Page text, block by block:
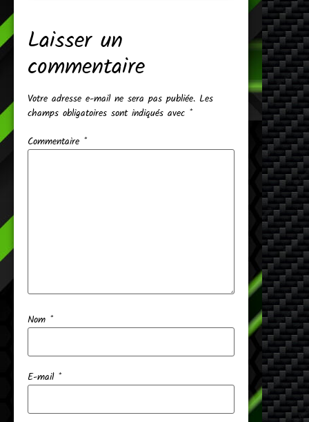
Laisser un
commentaire
Votre adresse e-mail ne sera pas publiée. Les
champs obligatoires sont indiqués avec *
Commentaire *
Nom *
E-mail *